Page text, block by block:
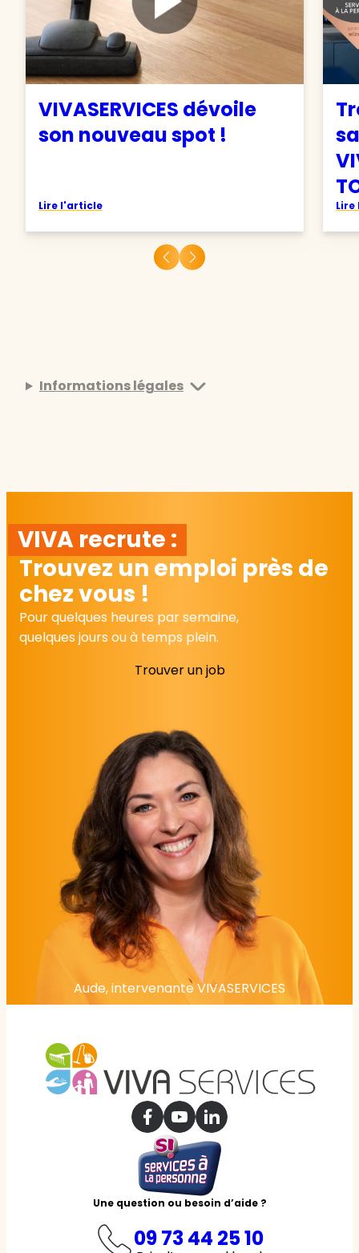
VIVASERVICES dévoile
son nouveau spot !
Lire l'article
Informations légales
VIVA recrute :
Trouvez un emploi près de
chez vous !
Pour quelques heures par semaine,
quelques jours ou à temps plein.
Trouver un job
Aude, intervenante VIVASERVICES
Une question ou besoin d’aide ?
09 73 44 25 10